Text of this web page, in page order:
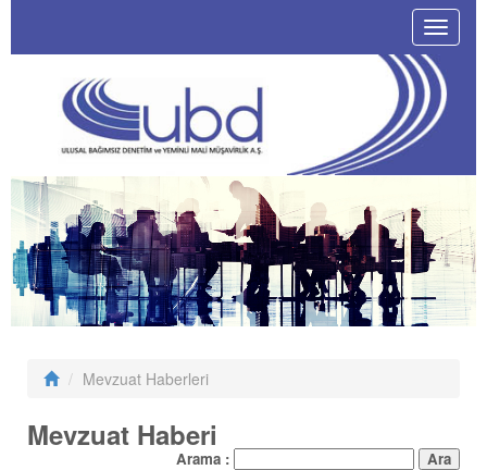
Toggle
Mevzuat Haberleri
Mevzuat Haberi
Arama :